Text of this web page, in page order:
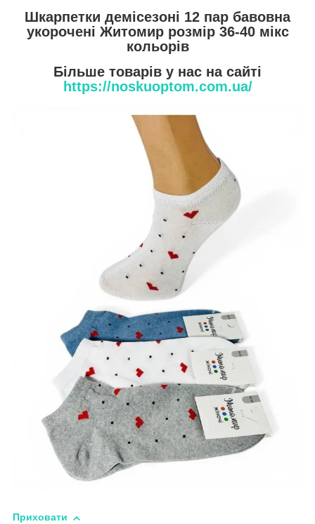
Шкарпетки демісезоні 12 пар бавовна
укорочені Житомир розмір 36-40 мікс
кольорів
Більше товарів у нас на сайті
https://noskuoptom.com.ua/
Приховати